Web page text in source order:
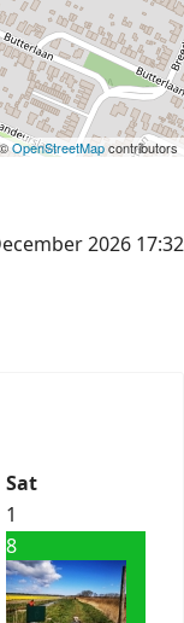
OpenStreetMapcontributors
2026 17:32
Sat
1
8